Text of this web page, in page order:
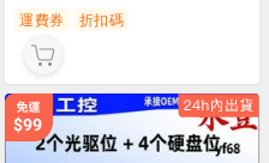
運費券 折扣碼